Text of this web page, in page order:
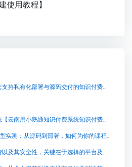
使用教程】
自建卖课平台如何选？一套支持私有化部署与源码交付的知识付费系统
云南用小鹅通知识付费系统【云南用小鹅通知识付费系统知识付费系统系统怎么制作，知识付费系统搭建使用教程】
2026年Q1知识付费工具选型实测：从源码到部署，如何为你的课程找到“技术合伙人”
平台售卖课程是否需要交费以及其安全性，关键在于选择的平台及其具体政策。正规、知名的在线教育或知识